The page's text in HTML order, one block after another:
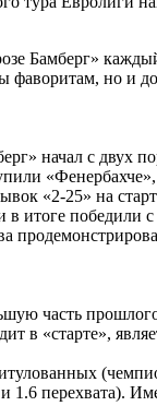
Бамберг»
фаворитам, но и
начал с двух
«2-25» на
в итоге победили
часть
в «старте»,
1.6 перехвата).